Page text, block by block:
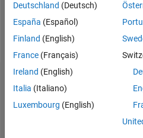
at
UON
Statistik
Deutschland (Deutsch)
España (Español)
Finland (English)
France (Français)
Ireland (English)
Italia (Italiano)
Luxembourg (English)